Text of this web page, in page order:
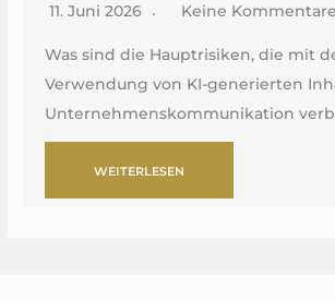
11. Juni 2026 Keine Kommentare
Was sind die Hauptrisiken, die mit
Verwendung von KI-generierten
Unternehmenskommunikation
WEITERLESEN